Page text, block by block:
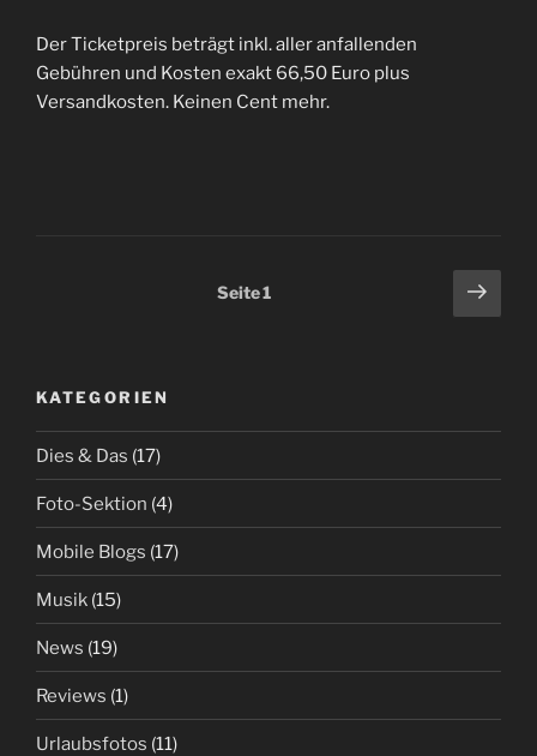
Der Ticketpreis beträgt inkl. aller anfallenden
Gebühren und Kosten exakt 66,50 Euro plus
Versandkosten. Keinen Cent mehr.
Seitennummerierung
Seite1
KATEGORIEN
Dies & Das (17)
Foto-Sektion (4)
Mobile Blogs (17)
Musik (15)
News (19)
Reviews (1)
Urlaubsfotos (11)